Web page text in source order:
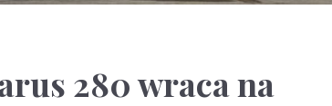
280 wraca na